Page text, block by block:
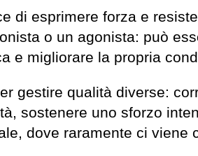
di esprimere forza e
o un agonista: può
e migliorare la propria
gestire qualità diverse:
sostenere uno sforzo
dove raramente ci viene